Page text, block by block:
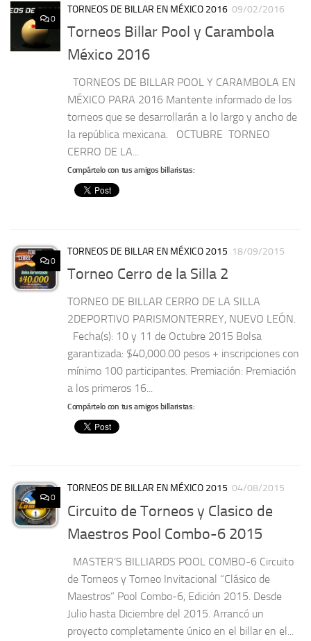
0
TORNEOS DE BILLAR EN MÉXICO 2016 09/02/2016
Torneos Billar Pool y Carambola
México 2016
TORNEOS DE BILLAR POOL Y CARAMBOLA EN
MÉXICO PARA 2016 Mantente informado de los
torneos que se desarrollarán a lo largo y ancho de
la república mexicana. OCTUBRE TORNEO
CERRO DE LA...
Compártelo con tus amigos billaristas:
0
TORNEOS DE BILLAR EN MÉXICO 2015 18/09/2015
Torneo Cerro de la Silla 2
TORNEO DE BILLAR CERRO DE LA SILLA
2DEPORTIVO PARISMONTERREY, NUEVO LEÓN.
Fecha(s): 10 y 11 de Octubre 2015 Bolsa
garantizada: $40,000.00 pesos + inscripciones con
mínimo 100 participantes. Premiación: Premiación
a los primeros 16...
Compártelo con tus amigos billaristas:
0
TORNEOS DE BILLAR EN MÉXICO 2015 04/08/2015
Circuito de Torneos y Clasico de
Maestros Pool Combo-6 2015
MASTER’S BILLIARDS POOL COMBO-6 Circuito
de Torneos y Torneo Invitacional “Clásico de
Maestros” Pool Combo-6, Edición 2015. Desde
Julio hasta Diciembre del 2015. Arrancó un
proyecto completamente único en el billar en el...